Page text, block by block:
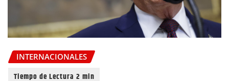
INTERNACIONALES